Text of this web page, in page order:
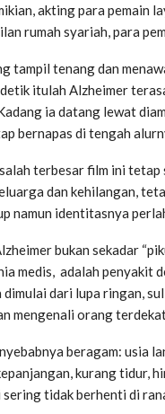
akting para pemain
rumah syariah, para
tampil tenang dan
itulah Alzheimer
ia datang lewat
bernapas di tengah
terbesar film ini
dan kehilangan,
namun identitasnya
bukan sekadar
medis, adalah penyakit
dimulai dari lupa ringan,
mengenali orang
beragam: usia
kurang tidur,
tidak berhenti di